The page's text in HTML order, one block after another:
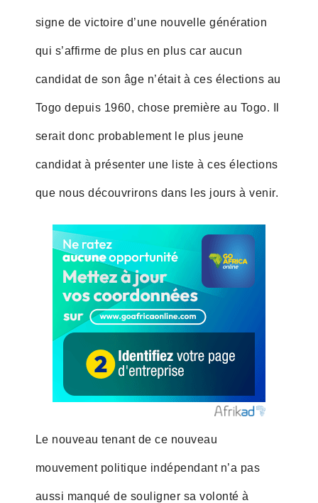
signe de victoire d’une nouvelle génération
qui s’affirme de plus en plus car aucun
candidat de son âge n’était à ces élections au
Togo depuis 1960, chose première au Togo. Il
serait donc probablement le plus jeune
candidat à présenter une liste à ces élections
que nous découvrirons dans les jours à venir.
Le nouveau tenant de ce nouveau
mouvement politique indépendant n’a pas
aussi manqué de souligner sa volonté à